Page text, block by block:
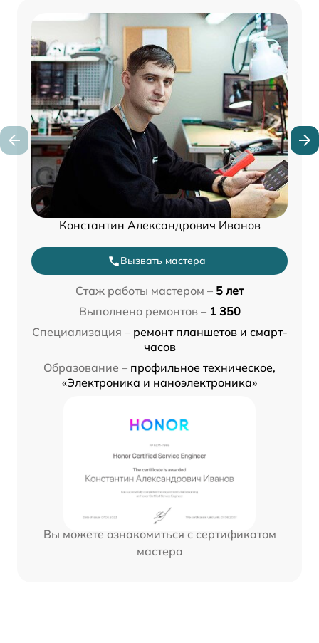
Константин Александрович Иванов
Вызвать мастера
Стаж работы мастером – 5 лет
Выполнено ремонтов – 1 350
Специализация – ремонт планшетов и смарт-
часов
Образование – профильное техническое,
«Электроника и наноэлектроника»
Вы можете ознакомиться с сертификатом
мастера